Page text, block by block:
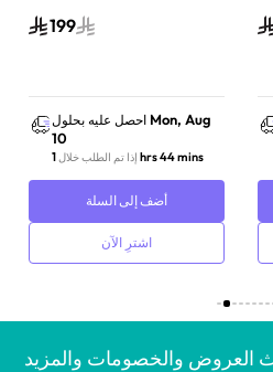
199
احصل عليه بحلول Mon, Aug
10
إذا تم الطلب خلال 1 hrs 44 mins
أضف إلى السلة
اشترِ الآن
والخصومات والمزيد